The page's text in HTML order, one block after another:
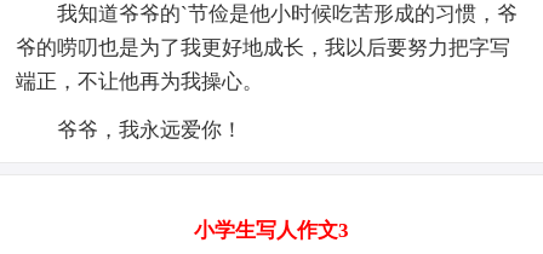
我知道爷爷的`节俭是他小时候吃苦形成的习惯，爷
爷的唠叨也是为了我更好地成长，我以后要努力把字写
端正，不让他再为我操心。
爷爷，我永远爱你！
小学生写人作文3